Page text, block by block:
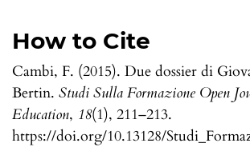
How to Cite
Cambi, F. (2015). Due dossier di
Bertin. Studi Sulla Formazione Open
Education, 18(1), 211–213.
https://doi.org/10.13128/